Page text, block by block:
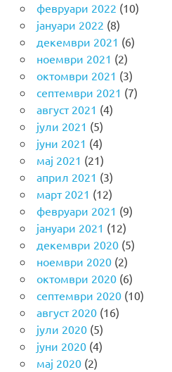
февруари 2022 (10)
јануари 2022 (8)
декември 2021 (6)
ноември 2021 (2)
октомври 2021 (3)
септември 2021 (7)
август 2021 (4)
јули 2021 (5)
јуни 2021 (4)
мај 2021 (21)
април 2021 (3)
март 2021 (12)
февруари 2021 (9)
јануари 2021 (12)
декември 2020(5)
ноември 2020(2)
октомври 2020(6)
септември 2020(10)
август 2020(16)
јули 2020(5)
јуни 2020(4)
мај 2020(2)